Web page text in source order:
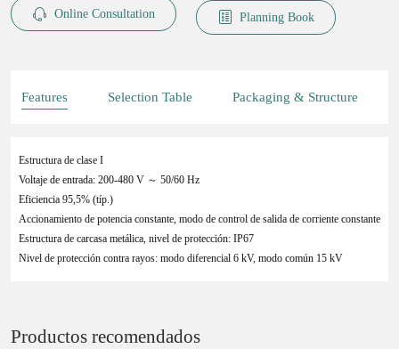
Online Consultation Planning Book
Features Selection Table Packaging & Structure
Estructura de clase I
Voltaje de entrada: 200-480 V ～ 50/60 Hz
Eficiencia 95,5% (típ.)
Accionamiento de potencia constante, modo de control de salida de corriente constante
Estructura de carcasa metálica, nivel de protección: IP67
Nivel de protección contra rayos: modo diferencial 6 kV, modo común 15 kV
Productos recomendados